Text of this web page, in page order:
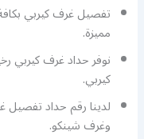
تفصيل غرف كيربي
مميزة.
نوفر حداد غرف
كيربي.
لدينا رقم حداد
وغرف شينكو.